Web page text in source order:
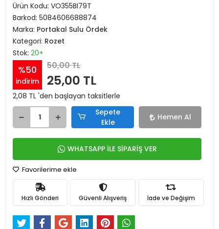
Ürün Kodu: VO355BI79T
Barkod: 5084606688874
Marka: Portakal Sulu Ördek
Kategori: Rozet
Stok: 20+
%50
indirim
50,00 TL
25,00 TL
2,08 TL 'den başlayan taksitlerle
Sepete
Ekle
Hemen Al
WHATSAPP İLE SİPARİŞ VER
Favorilerime ekle
Hızlı Gönderi Güvenli Alışveriş İade ve Değişim